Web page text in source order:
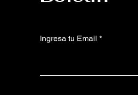
Ingresa tu Email